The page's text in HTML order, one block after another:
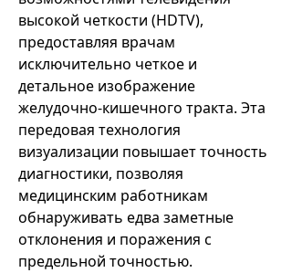
высокой четкости (HDTV),
предоставляя врачам
исключительно четкое и
детальное изображение
желудочно-кишечного тракта. Эта
передовая технология
визуализации повышает точность
диагностики, позволяя
медицинским работникам
обнаруживать едва заметные
отклонения и поражения с
предельной точностью.